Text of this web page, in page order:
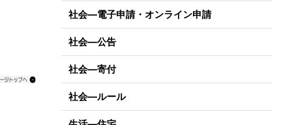
社会―電子申請・オンライン申請
社会―公告
社会―寄付
社会―ルール